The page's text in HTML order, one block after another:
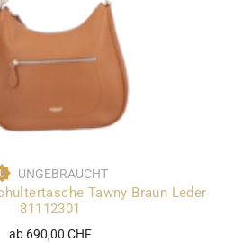
UNGEBRAUCHT
Tawny Braun Leder
81112301
ab 690,00 CHF